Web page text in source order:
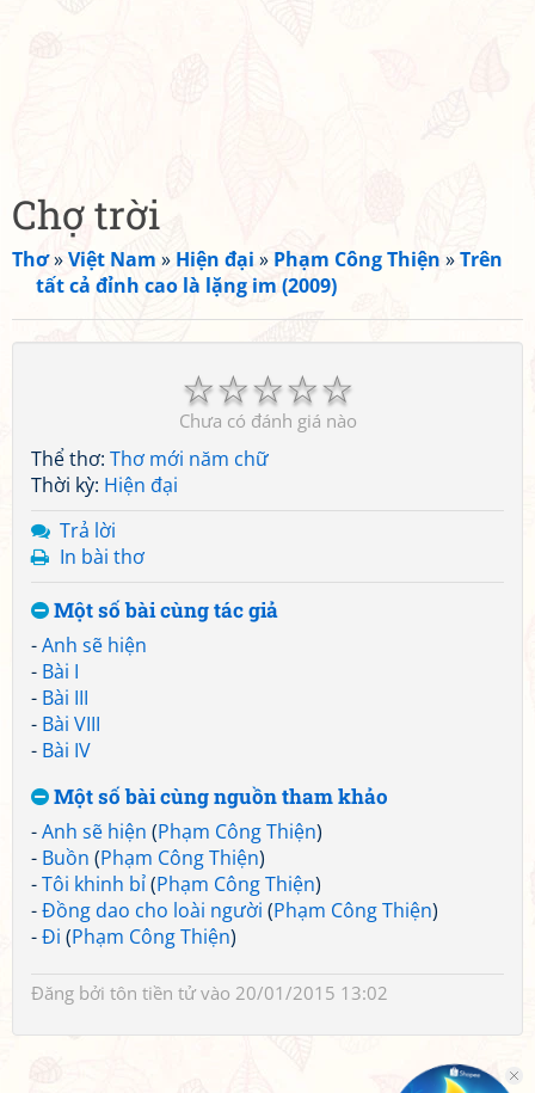
Chợ trời
Thơ»Việt Nam » Hiện đại » Phạm Công Thiện »Trên
tất cả đỉnh cao là lặng im (2009)
☆
☆
☆
☆
☆
Chưa có đánh giá nào
Thể thơ: Thơ mới năm chữ
Thời kỳ: Hiện đại
Trả lời
In bài thơ
Một số bài cùng tác giả
-Anh sẽ hiện
- Bài I
- Bài III
- Bài VIII
- Bài IV
Một số bài cùng nguồn tham khảo
-Anh sẽ hiện (Phạm Công Thiện)
- Buồn (Phạm Công Thiện)
-Tôi khinh bỉ(Phạm Công Thiện)
-Đồng dao cho loài người (Phạm Công Thiện)
-Đi (Phạm Công Thiện)
Đăng bởi tôn tiền tửvào 20/01/2015 13:02